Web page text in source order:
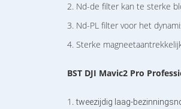
2. Nd-de filter kan te sterke
3. Nd-PL filter voor het
4. Sterke
BST DJI Mavic2 Pro
1.tweezijdig laag-